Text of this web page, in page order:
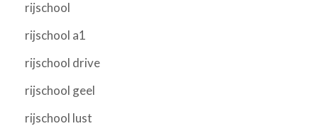
rijschool
rijschool a1
rijschool drive
rijschool geel
rijschool lust